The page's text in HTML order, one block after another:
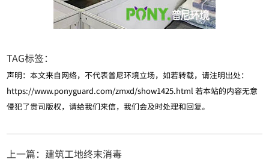
TAG标签：
声明：本文来自网络，不代表普尼环境立场，如若转载，请注明出处：
https://www.ponyguard.com/zmxd/show1425.html 若本站的内容无意
侵犯了贵司版权，请给我们来信，我们会及时处理和回复。
上一篇：建筑工地终末消毒